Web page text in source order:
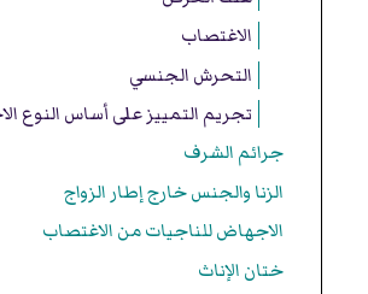
الاغتصاب
التحرش الجنسي
تجريم التمييز على أساس النوع
جرائم الشرف
الزنا والجنس خارج إطار الزواج
الاجهاض للناجيات من الاغتصاب
ختان الإناث